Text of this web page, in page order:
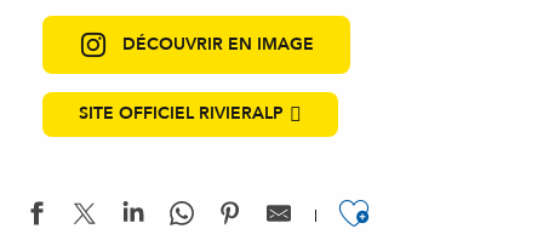
DÉCOUVRIR EN IMAGE
SITE OFFICIEL RIVIERALP
Ajouter